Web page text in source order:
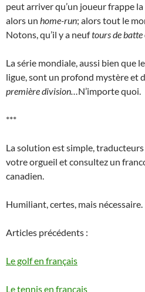
peut arriver qu’un joueur frappe la
alors un home-run; alors tout le
Notons, qu’il y a neuftours de batte
La série mondiale, aussi bien que
ligue, sont un profond mystère et
première division…N’importe quoi.
***
La solution est simple,
votre orgueil et consultez un
canadien.
Humiliant, certes, mais nécessaire.
Articles précédents :
Le golf en français
Le tennis en français